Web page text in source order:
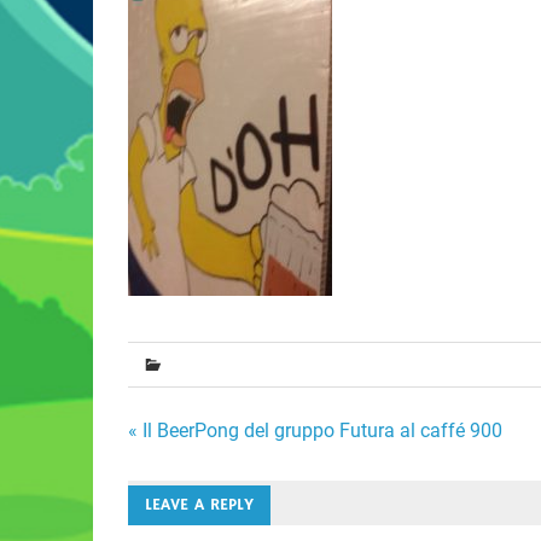
Navigazione
articoli
« Il BeerPong del gruppo Futura al caffé 900
LEAVE A REPLY